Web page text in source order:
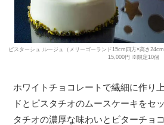
ピスターシュ ルージュ（メリーゴーランド15cm四方×高さ
15,000円 ※限定10個
ホワイトチョコレートで繊細に作り
ドとピスタチオのムースケーキをセ
タチオの濃厚な味わいとビターチョ